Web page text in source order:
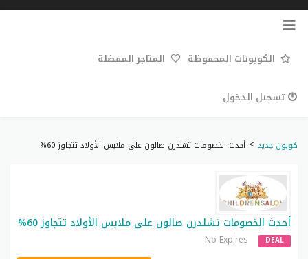
تخطي
الكوبونات المحفوظة المتاجر المفضلة
تسجيل الدخول
كوبون جديد > أحدث الخصومات تشلدرن صالون على ملابس الأولاد تتجاوز 60%
أحدث الخصومات تشلدرن صالون على ملابس الأولاد تتجاوز 60%
DEAL
No Expires